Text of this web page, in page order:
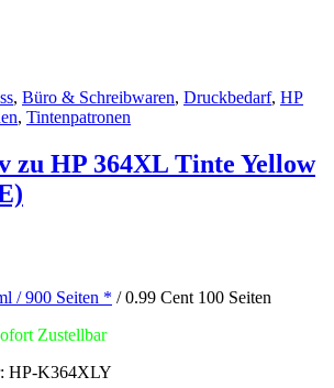
, Büro & Schreibwaren, Druckbedarf, HP
, Tintenpatronen
zu HP 364XL Tinte Yellow
/ 900 Seiten * / 0.99 Cent 100 Seiten
Zustellbar
HP-K364XLY